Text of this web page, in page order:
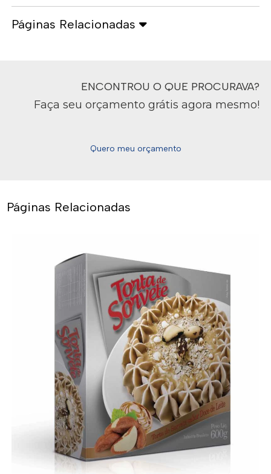
Páginas Relacionadas
ENCONTROU O QUE PROCURAVA?
Faça seu orçamento grátis agora mesmo!
Quero meu orçamento
Páginas Relacionadas